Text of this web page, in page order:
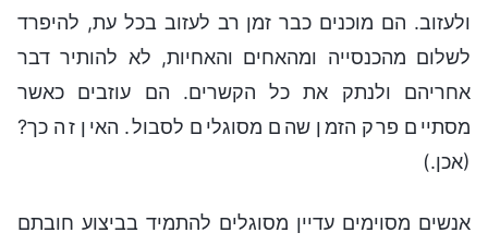
ולעזוב. הם מוכנים כבר זמן רב לעזוב בכל עת, להיפרד
לשלום מהכנסייה ומהאחים והאחיות, לא להותיר דבר
אחריהם ולנתק את כל הקשרים. הם עוזבים כאשר
מסתיים פרק הזמן שהם מסוגלים לסבול. האין זה כך?
(אכן.)
אנשים מסוימים עדיין מסוגלים להתמיד בביצוע חובתם